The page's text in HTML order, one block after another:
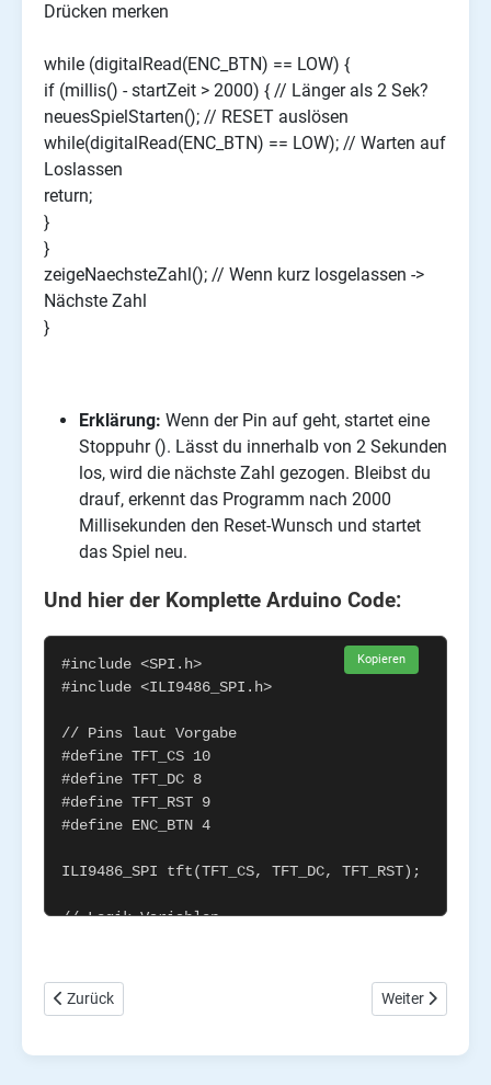
Drücken merken
while (digitalRead(ENC_BTN) == LOW) {
if (millis() - startZeit > 2000) { // Länger als 2 Sek?
neuesSpielStarten(); // RESET auslösen
while(digitalRead(ENC_BTN) == LOW); // Warten auf
Loslassen
return;
}
}
zeigeNaechsteZahl(); // Wenn kurz losgelassen ->
Nächste Zahl
}
Erklärung: Wenn der Pin auf geht, startet eine
Stoppuhr (). Lässt du innerhalb von 2 Sekunden
los, wird die nächste Zahl gezogen. Bleibst du
drauf, erkennt das Programm nach 2000
Millisekunden den Reset-Wunsch und startet
das Spiel neu.
Und hier der Komplette Arduino Code:
Kopieren
Vorheriger Beitrag: 1. vs 1. Arduino Millisekunden-Duell: Baue
Zurück Nächster
Weiter